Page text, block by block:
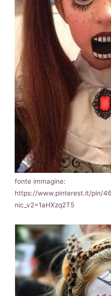
fonte immagine:
https://www.pinterest.it/pin/
nic_v2=1aHXzq2T5